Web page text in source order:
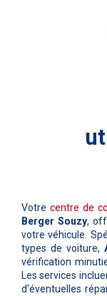
Votre centre de
Berger Souzy,
votre véhicule.
types de voiture,
vérification
Les services
d'éventuelles